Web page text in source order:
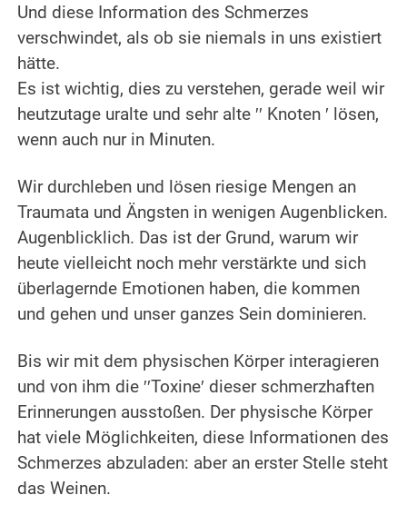
Und diese Information des Schmerzes
verschwindet, als ob sie niemals in uns existiert
hätte.
Es ist wichtig, dies zu verstehen, gerade weil wir
heutzutage uralte und sehr alte ′′ Knoten ′ lösen,
wenn auch nur in Minuten.
Wir durchleben und lösen riesige Mengen an
Traumata und Ängsten in wenigen Augenblicken.
Augenblicklich. Das ist der Grund, warum wir
heute vielleicht noch mehr verstärkte und sich
überlagernde Emotionen haben, die kommen
und gehen und unser ganzes Sein dominieren.
Bis wir mit dem physischen Körper interagieren
und von ihm die ′′Toxine′ dieser schmerzhaften
Erinnerungen ausstoßen. Der physische Körper
hat viele Möglichkeiten, diese Informationen des
Schmerzes abzuladen: aber an erster Stelle steht
das Weinen.